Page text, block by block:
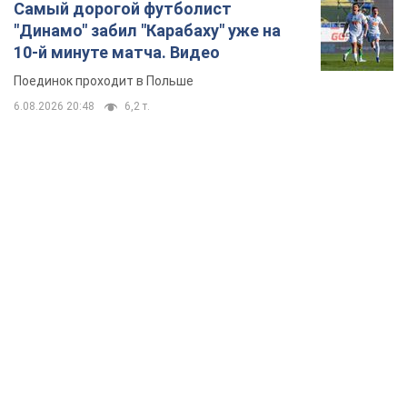
Самый дорогой футболист
"Динамо" забил "Карабаху" уже на
10-й минуте матча. Видео
Поединок проходит в Польше
6.08.2026 20:48 6,2 т.